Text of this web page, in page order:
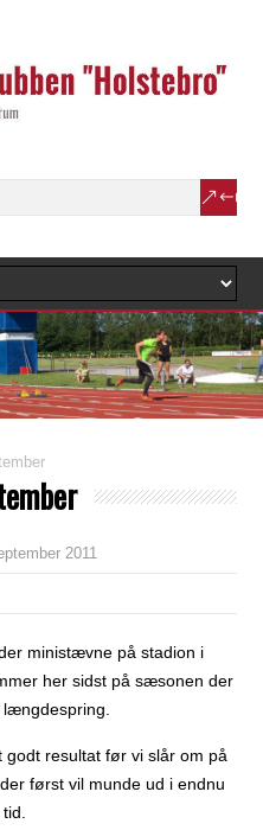
2011
ministævne på stadion i
her sidst på sæsonen der
resultat før vi slår om på
først vil munde ud i endnu